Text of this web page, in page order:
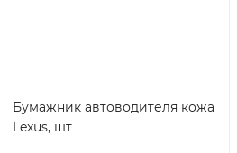
Бумажник автоводителя кожа
Lexus, шт